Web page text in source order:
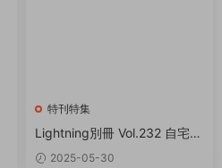
特刊特集
Lightning別冊 Vol.232 自宅で
キャンプ PDF
2025-05-30